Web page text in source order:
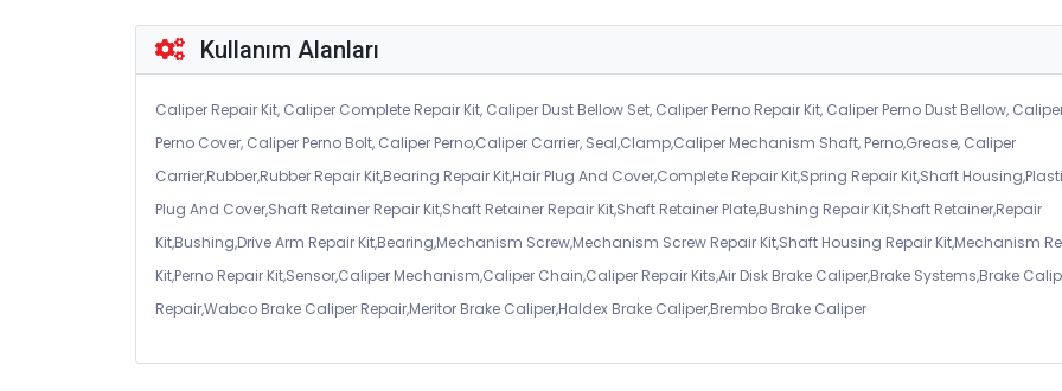
Kullanım Alanları
Caliper Repair Kit, Caliper Complete Repair Kit, Caliper Dust Bellow Set, Caliper Perno Repair Kit, Caliper Perno Dust Bellow,
Perno Cover, Caliper Perno Bolt, Caliper Perno,Caliper Carrier, Seal,Clamp,Caliper Mechanism Shaft, Perno,Grease, Caliper
Carrier,Rubber,Rubber Repair Kit,Bearing Repair Kit,Hair Plug And Cover,Complete Repair Kit,Spring Repair Kit,Shaft
Plug And Cover,Shaft Retainer Repair Kit,Shaft Retainer Repair Kit,Shaft Retainer Plate,Bushing Repair Kit,Shaft Retainer,Repair
Kit,Bushing,Drive Arm Repair Kit,Bearing,Mechanism Screw,Mechanism Screw Repair Kit,Shaft Housing Repair Kit,Mechanism
Kit,Perno Repair Kit,Sensor,Caliper Mechanism,Caliper Chain,Caliper Repair Kits,Air Disk Brake Caliper,Brake Systems,Brake
Repair,Wabco Brake Caliper Repair,Meritor Brake Caliper,Haldex Brake Caliper,Brembo Brake Caliper